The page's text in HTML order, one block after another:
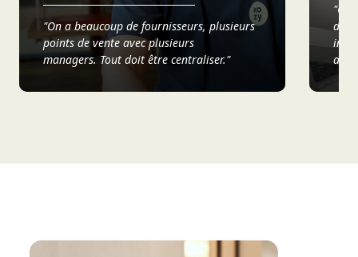
"On a beaucoup de fournisseurs, plusieurs
points de vente avec plusieurs
managers. Tout doit être centraliser."
"Ce